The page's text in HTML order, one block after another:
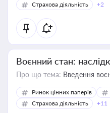
Страхова діяльність
+2
Воєнний стан:
Про що тема: Введення
Ринок цінних паперів
Страхова діяльність
+11